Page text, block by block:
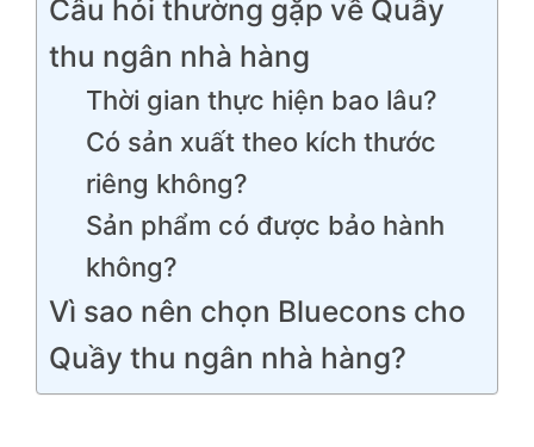
Câu hỏi thường gặp về Quầy
thu ngân nhà hàng
Thời gian thực hiện bao lâu?
Có sản xuất theo kích thước
riêng không?
Sản phẩm có được bảo hành
không?
Vì sao nên chọn Bluecons cho
Quầy thu ngân nhà hàng?